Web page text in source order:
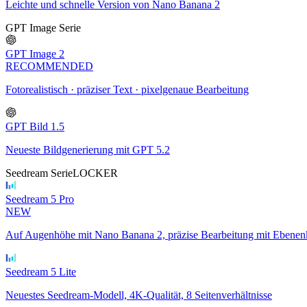
Leichte und schnelle Version von Nano Banana 2
GPT Image Serie
GPT Image 2
RECOMMENDED
Fotorealistisch · präziser Text · pixelgenaue Bearbeitung
GPT Bild 1.5
Neueste Bildgenerierung mit GPT 5.2
Seedream SerieLOCKER
Seedream 5 Pro
NEW
Auf Augenhöhe mit Nano Banana 2, präzise Bearbeitung mit
Seedream 5 Lite
Neuestes Seedream-Modell, 4K-Qualität, 8 Seitenverhältnisse